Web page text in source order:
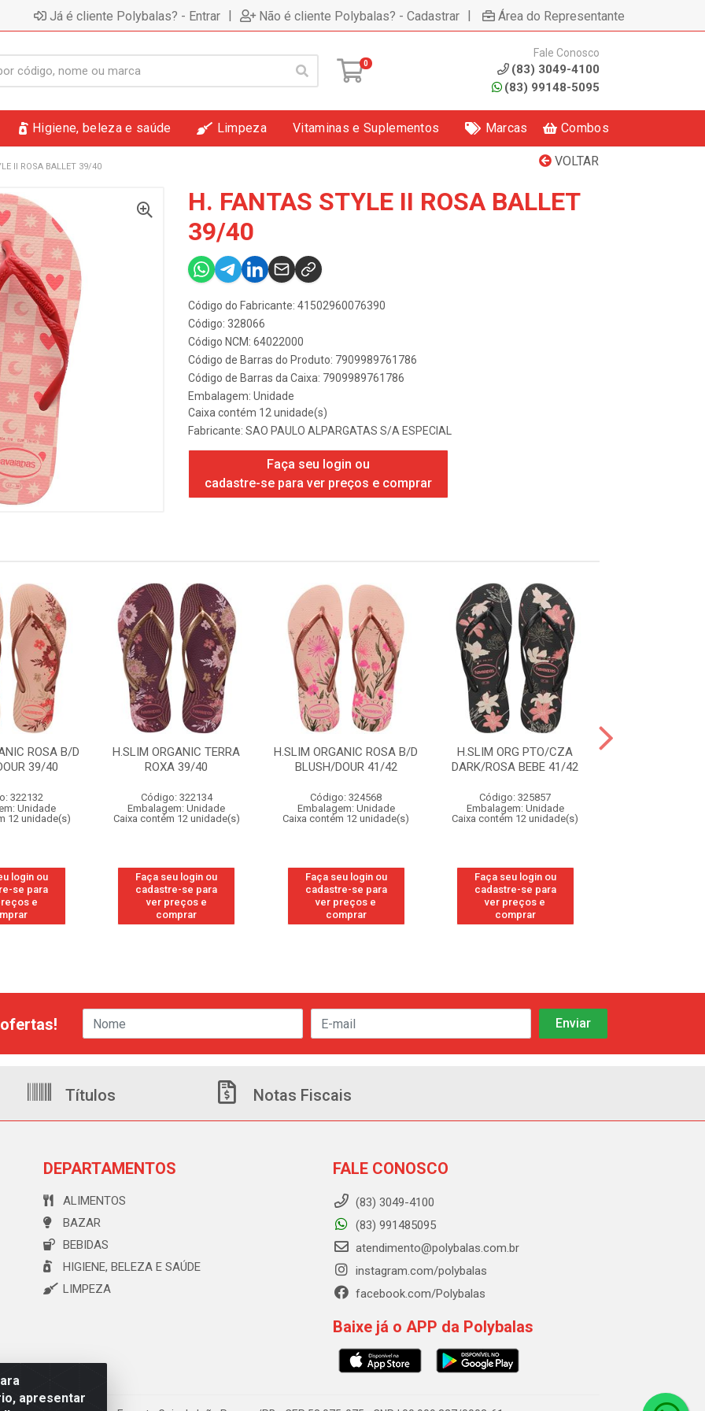
Já é cliente Polybalas? - Entrar | Não é cliente Polybalas? - Cadastrar | Área do Representante
0
Fale Conosco
(83) 3049-4100
(83) 99148-5095
Higiene, beleza e saúde Limpeza Vitaminas e Suplementos Marcas Combos
VOLTAR
II ROSA BALLET 39/40
H. FANTAS STYLE II ROSA BALLET
39/40
Código do Fabricante: 41502960076390
Código: 328066
Código NCM: 64022000
Código de Barras do Produto: 7909989761786
Código de Barras da Caixa: 7909989761786
Embalagem: Unidade
Caixa contém 12 unidade(s)
Fabricante: SAO PAULO ALPARGATAS S/A ESPECIAL
Faça seu login ou
cadastre-se para ver preços e comprar
ROSA B/D
39/40
322132
Unidade
12 unidade(s)
login ou
se para
e
H.SLIM ORGANIC TERRA
ROXA 39/40
Código: 322134
Embalagem: Unidade
Caixa contém 12 unidade(s)
Faça seu login ou
cadastre-se para
ver preços e
comprar
H.SLIM ORGANIC ROSA B/D
BLUSH/DOUR 41/42
Código: 324568
Embalagem: Unidade
Caixa contém 12 unidade(s)
Faça seu login ou
cadastre-se para
ver preços e
comprar
H.SLIM ORG PTO/CZA
DARK/ROSA BEBE 41/42
Código: 325857
Embalagem: Unidade
Caixa contém 12 unidade(s)
Faça seu login ou
cadastre-se para
ver preços e
comprar
apresentar
Títulos Notas Fiscais
DEPARTAMENTOS
ALIMENTOS
BAZAR
BEBIDAS
HIGIENE, BELEZA E SAÚDE
LIMPEZA
FALE CONOSCO
(83) 3049-4100
(83) 991485095
atendimento@polybalas.com.br
instagram.com/polybalas
facebook.com/Polybalas
Baixe já o APP da Polybalas